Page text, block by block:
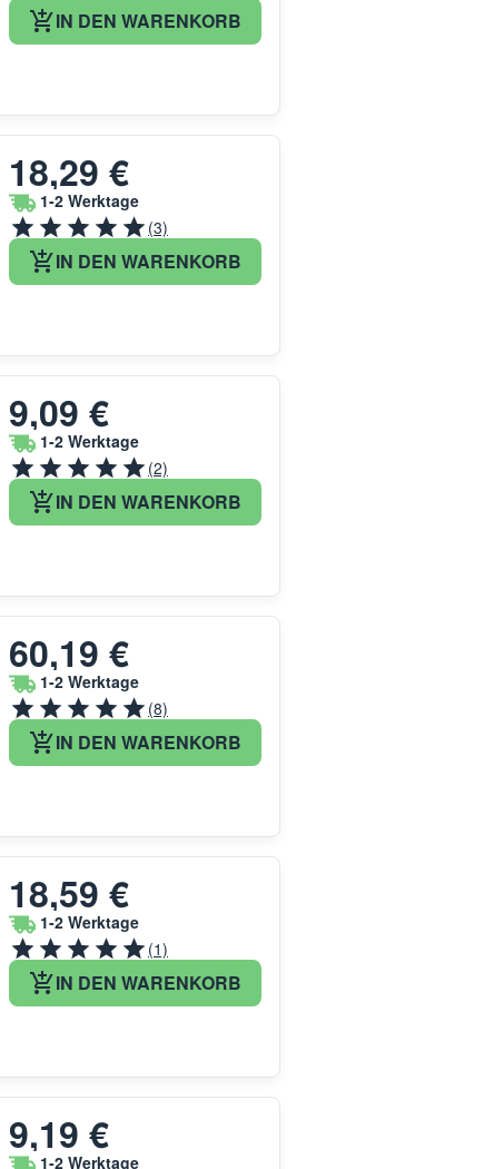
IN DEN WARENKORB
18,29 €
1-2 Werktage
(3)
IN DEN WARENKORB
9,09 €
1-2 Werktage
(2)
IN DEN WARENKORB
60,19 €
1-2 Werktage
(8)
IN DEN WARENKORB
18,59 €
1-2 Werktage
(1)
IN DEN WARENKORB
9,19 €
1-2 Werktage